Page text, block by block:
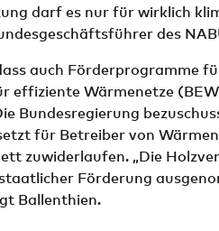
darf es nur für wirklich
des
auch Förderprogramme
effiziente Wärmenetze
Bundesregierung
für Betreiber von
zuwiderlaufen. „Die
Förderung
Ballenthien.